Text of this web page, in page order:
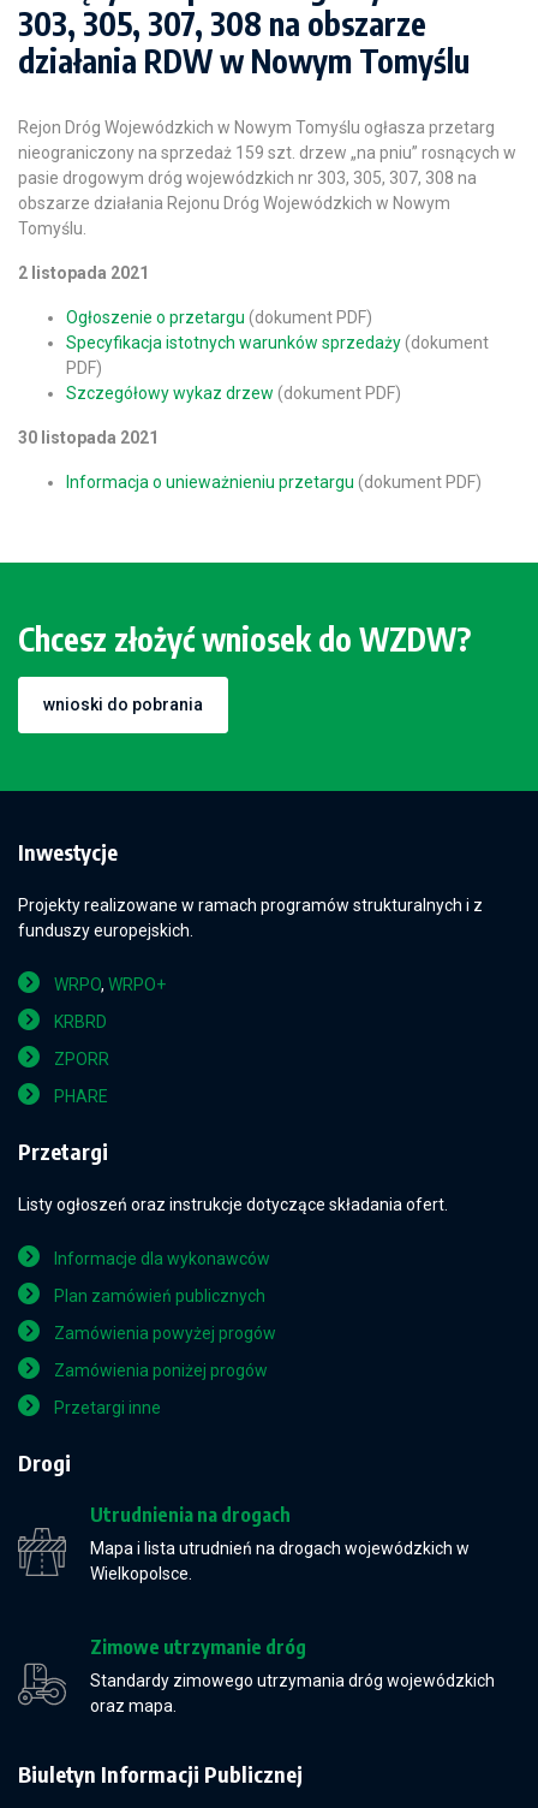
303, 305, 307, 308 na obszarze
działania RDW w Nowym Tomyślu
Rejon Dróg Wojewódzkich w Nowym Tomyślu ogłasza przetarg
nieograniczony na sprzedaż 159 szt. drzew „na pniu” rosnących w
pasie drogowym dróg wojewódzkich nr 303, 305, 307, 308 na
obszarze działania Rejonu Dróg Wojewódzkich w Nowym
Tomyślu.
2 listopada 2021
Ogłoszenie o przetargu (dokument PDF)
Specyfikacja istotnych warunków sprzedaży(dokument
PDF)
Szczegółowy wykaz drzew (dokument PDF)
30 listopada 2021
Informacja o unieważnieniu przetargu (dokument PDF)
Chcesz złożyć wniosek do WZDW?
wnioski do pobrania
Inwestycje
Projekty realizowane w ramach programów strukturalnych i z
funduszy europejskich.
WRPO, WRPO+
KRBRD
ZPORR
PHARE
Przetargi
Listy ogłoszeń oraz instrukcje dotyczące składania ofert.
Informacje dla wykonawców
Plan zamówień publicznych
Zamówienia powyżej progów
Zamówienia poniżej progów
Przetargi inne
Drogi
Utrudnienia na drogach
Mapa i lista utrudnień na drogach wojewódzkich w
Wielkopolsce.
Zimowe utrzymanie dróg
Standardy zimowego utrzymania dróg wojewódzkich
oraz mapa.
Biuletyn Informacji Publicznej